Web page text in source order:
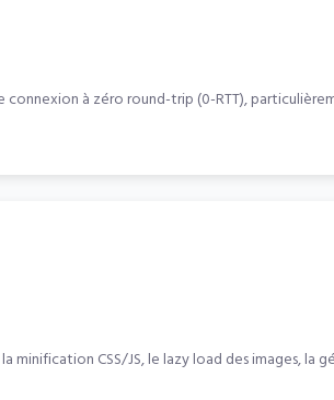
à zéro round-trip (0-RTT),
CSS/JS, le lazy load des images, la